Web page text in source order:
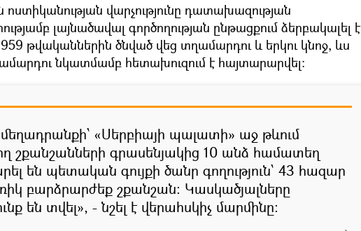
վարչությունը դատախազության
լայնածավալ գործողության ընթացքում ձերբակալել է
թվականներին ծնված վեց տղամարդու և երկու կնոջ, ևս
նկատմամբ հետախուզում է հայտարարվել:
«Սերբիայի պալատի» աջ թևում
շքանշանների գրասենյակից 10 անձ համատեղ
են պետական գույքի ծանր գողություն՝ 43 հազար
բարձրարժեք շքանշան։ Կասկածյալները
են տվել», - նշել է վերահսկիչ մարմինը։